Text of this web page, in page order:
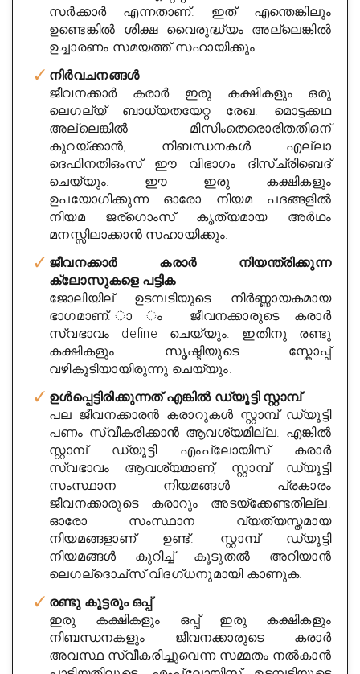
സർക്കാർ എന്നതാണ്. ഇത് എന്തെങ്കിലും
ഉണ്ടെങ്കിൽ ശിക്ഷ വൈരുദ്ധ്യം അല്ലെങ്കിൽ
ഉച്ചാരണം സമയത്ത് സഹായിക്കും.
നിർവചനങ്ങൾ
ജീവനക്കാർ കരാർ ഇരു കക്ഷികളും ഒരു
ലെഗല്യ് ബാധ്യതയേറ്റ രേഖ. മൊട്ടക്കഥ
അല്ലെങ്കിൽ മിസിംതെരൊരിതതിഒന്
കുറയ്ക്കാൻ, നിബന്ധനകൾ എല്ലാ
ദെഫിനതിഒംസ് ഈ വിഭാഗം ദിസ്ച്രിബെദ്
ചെയ്യും. ഈ ഇരു കക്ഷികളും
ഉപയോഗിക്കുന്ന ഓരോ നിയമ പദങ്ങളിൽ
നിയമ ജര്ഗൊംസ് കൃത്യമായ അർഥം
മനസ്സിലാക്കാൻ സഹായിക്കും.
ജീവനക്കാർ കരാർ നിയന്ത്രിക്കുന്ന
ക്ലോസുകളെ പട്ടിക
ജോലിയില് ഉടമ്പടിയുടെ നിർണ്ണായകമായ
ഭാഗമാണ്. ാ ം ജീവനക്കാരുടെ കരാർ
സ്വഭാവം define ചെയ്യും. ഇതിനു രണ്ടു
കക്ഷികളും സൃഷ്ടിയുടെ സ്കോപ്പ്
വഴികൂടിയായിരുന്നു ചെയ്യും.
ഉൾപ്പെട്ടിരിക്കുന്നത് എങ്കിൽ ഡ്യൂട്ടി സ്റ്റാമ്പ്
പല ജീവനക്കാരൻ കരാറുകൾ സ്റ്റാമ്പ് ഡ്യൂട്ടി
പണം സ്വീകരിക്കാൻ ആവശ്യമില്ല. എങ്കിൽ
സ്റ്റാമ്പ് ഡ്യൂട്ടി എംപ്ലോയിസ് കരാർ
സ്വഭാവം ആവശ്യമാണ്, സ്റ്റാമ്പ് ഡ്യൂട്ടി
സംസ്ഥാന നിയമങ്ങൾ പ്രകാരം
ജീവനക്കാരുടെ കരാറും അടയ്ക്കേണ്ടതില്ല.
ഓരോ സംസ്ഥാന വ്യത്യസ്തമായ
നിയമങ്ങളാണ് ഉണ്ട്. സ്റ്റാമ്പ് ഡ്യൂട്ടി
നിയമങ്ങൾ കുറിച്ച് കൂടുതൽ അറിയാൻ
ലെഗല്ദൊച്സ് വിദഗ്ധനുമായി കാണുക.
രണ്ടു കൂട്ടരും ഒപ്പ്
ഇരു കക്ഷികളും ഒപ്പ് ഇരു കക്ഷികളും
നിബന്ധനകളും ജീവനക്കാരുടെ കരാർ
അവസ്ഥ സ്വീകരിച്ചുവെന്ന സമ്മതം നൽകാൻ